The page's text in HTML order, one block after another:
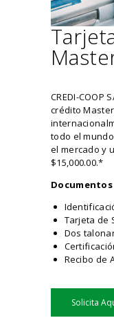
CREDI-COOP
crédito
todo el
el mercado y
$15,000.00.*
Tarjeta de
Dos
Recibo de
Solicita